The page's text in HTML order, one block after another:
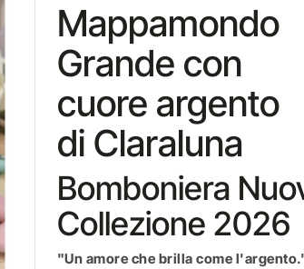
Mappamondo
Grande con
cuore argento
di Claraluna
Bomboniera
Collezione 2026
"Un amore che brilla come